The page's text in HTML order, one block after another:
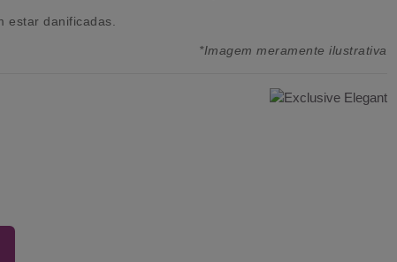
estar danificadas.
*Imagem meramente ilustrativa